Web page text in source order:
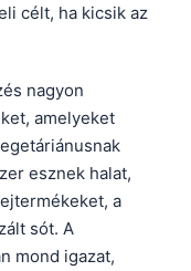
célt, ha kicsik az
nagyon
amelyeket
esznek halat,
a
sót. A
mond igazat,